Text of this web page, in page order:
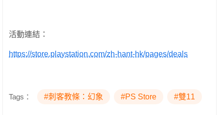
活動連結：
https://store.playstation.com/zh-hant-hk/pages/deals
Tags： #刺客教條：幻象 #PS Store #雙11